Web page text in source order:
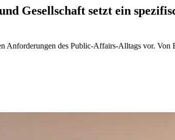
Gesellschaft setzt ein
des Public-Affairs-Alltags vor. Von